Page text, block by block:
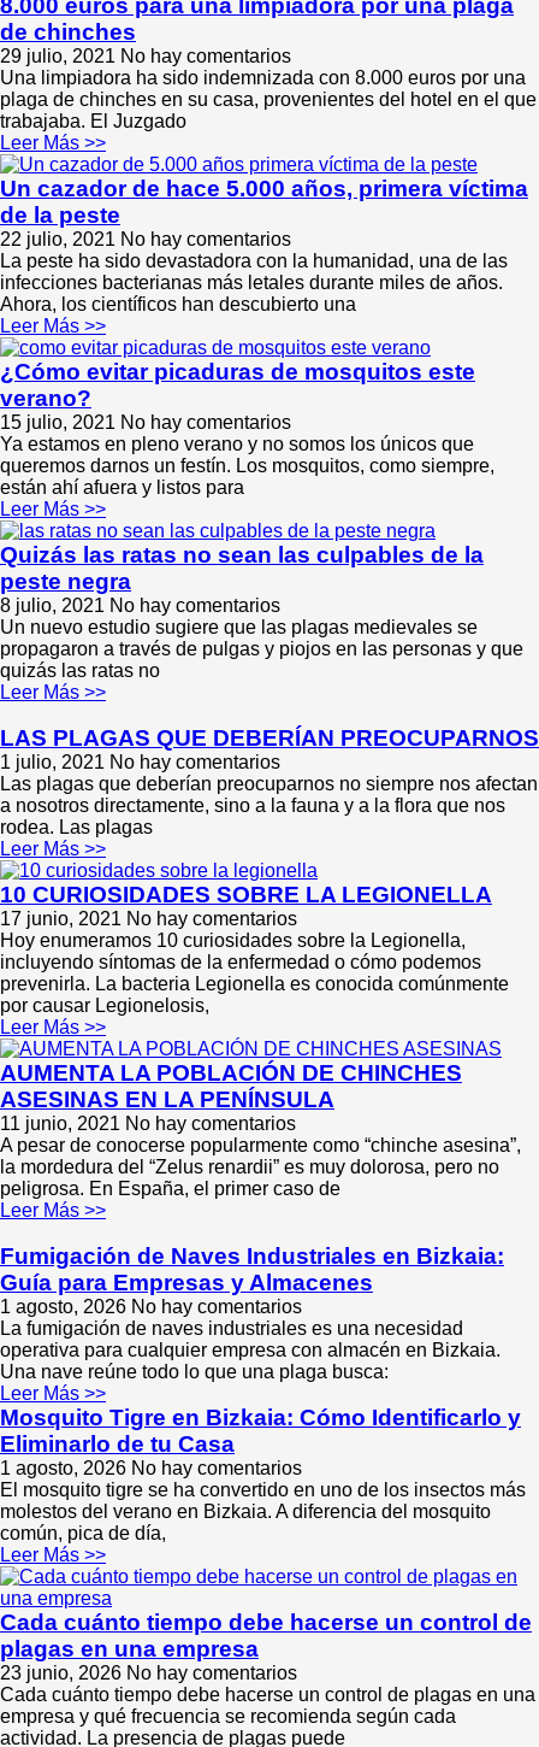
8.000 euros para una limpiadora por una plaga
de chinches
29 julio, 2021 No hay comentarios
Una limpiadora ha sido indemnizada con 8.000 euros por una
plaga de chinches en su casa, provenientes del hotel en el que
trabajaba. El Juzgado
Leer Más >>
Un cazador de hace 5.000 años, primera víctima
de la peste
22 julio, 2021 No hay comentarios
La peste ha sido devastadora con la humanidad, una de las
infecciones bacterianas más letales durante miles de años.
Ahora, los científicos han descubierto una
Leer Más >>
¿Cómo evitar picaduras de mosquitos este
verano?
15 julio, 2021 No hay comentarios
Ya estamos en pleno verano y no somos los únicos que
queremos darnos un festín. Los mosquitos, como siempre,
están ahí afuera y listos para
Leer Más >>
Quizás las ratas no sean las culpables de la
peste negra
8 julio, 2021 No hay comentarios
Un nuevo estudio sugiere que las plagas medievales se
propagaron a través de pulgas y piojos en las personas y que
quizás las ratas no
Leer Más >>
LAS PLAGAS QUE DEBERÍAN PREOCUPARNOS
1 julio, 2021 No hay comentarios
Las plagas que deberían preocuparnos no siempre nos afectan
a nosotros directamente, sino a la fauna y a la flora que nos
rodea. Las plagas
Leer Más >>
10 CURIOSIDADES SOBRE LA LEGIONELLA
17 junio, 2021 No hay comentarios
Hoy enumeramos 10 curiosidades sobre la Legionella,
incluyendo síntomas de la enfermedad o cómo podemos
prevenirla. La bacteria Legionella es conocida comúnmente
por causar Legionelosis,
Leer Más >>
AUMENTA LA POBLACIÓN DE CHINCHES
ASESINAS EN LA PENÍNSULA
11 junio, 2021 No hay comentarios
A pesar de conocerse popularmente como “chinche asesina”,
la mordedura del “Zelus renardii” es muy dolorosa, pero no
peligrosa. En España, el primer caso de
Leer Más >>
Fumigación de Naves Industriales en Bizkaia:
Guía para Empresas y Almacenes
1 agosto, 2026 No hay comentarios
La fumigación de naves industriales es una necesidad
operativa para cualquier empresa con almacén en Bizkaia.
Una nave reúne todo lo que una plaga busca:
Leer Más >>
Mosquito Tigre en Bizkaia: Cómo Identificarlo y
Eliminarlo de tu Casa
1 agosto, 2026 No hay comentarios
El mosquito tigre se ha convertido en uno de los insectos más
molestos del verano en Bizkaia. A diferencia del mosquito
común, pica de día,
Leer Más >>
Cada cuánto tiempo debe hacerse un control de
plagas en una empresa
23 junio, 2026 No hay comentarios
Cada cuánto tiempo debe hacerse un control de plagas en una
empresa y qué frecuencia se recomienda según cada
actividad. La presencia de plagas puede